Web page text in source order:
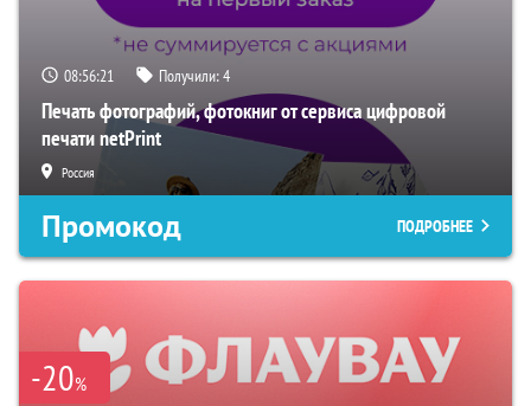
08:56:20 Получили:4
Печать фотографий, фотокниг от сервиса цифровой
печати netPrint
Россия
Промокод ПОДРОБНЕЕ
-20%